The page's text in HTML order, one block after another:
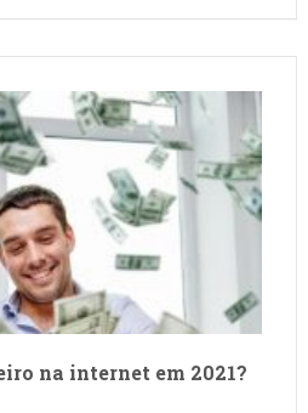
na internet em 2021?